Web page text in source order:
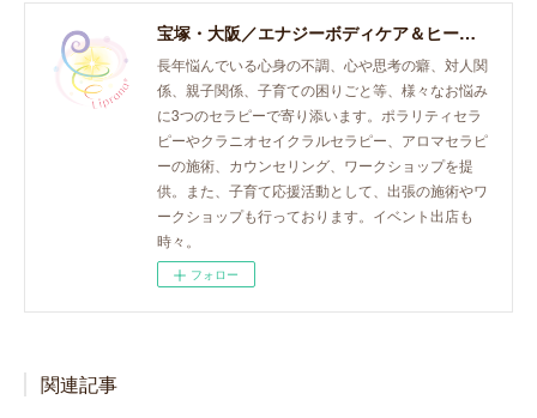
宝塚・大阪／エナジーボディケア＆ヒーリング「癒し、育て、らしく生きる。」おとなとこどものセラピースペース。
長年悩んでいる心身の不調、心や思考の癖、対人関
係、親子関係、子育ての困りごと等、様々なお悩み
に3つのセラピーで寄り添います。ポラリティセラ
ピーやクラニオセイクラルセラピー、アロマセラピ
ーの施術、カウンセリング、ワークショップを提
供。また、子育て応援活動として、出張の施術やワ
ークショップも行っております。イベント出店も
時々。
フォロー
関連記事